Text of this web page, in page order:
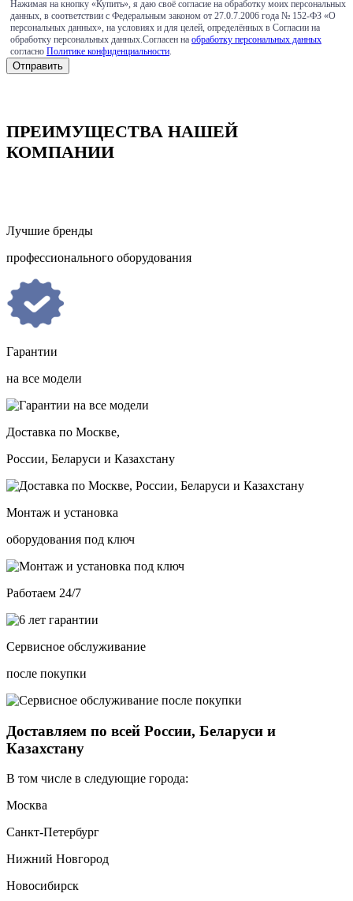
Нажимая на кнопку «Купить», я даю своё согласие на обработку моих персональных
данных, в соответствии с Федеральным законом от 27.0.7.2006 года № 152-ФЗ «О
персональных данных», на условиях и для целей, определённых в Согласии на
обработку персональных данных.Согласен на обработку персональных данных
согласно Политике конфиденциальности
ПРЕИМУЩЕСТВА НАШЕЙ
КОМПАНИИ
Лучшие бренды
профессионального оборудования
Гарантии
на все модели
Доставка по Москве,
России, Беларуси и Казахстану
Монтаж и установка
оборудования под ключ
Работаем 24/7
Сервисное обслуживание
после покупки
Доставляем по всей России, Беларуси и
Казахстану
В том числе в следующие города:
Москва
Санкт-Петербург
Нижний Новгород
Новосибирск